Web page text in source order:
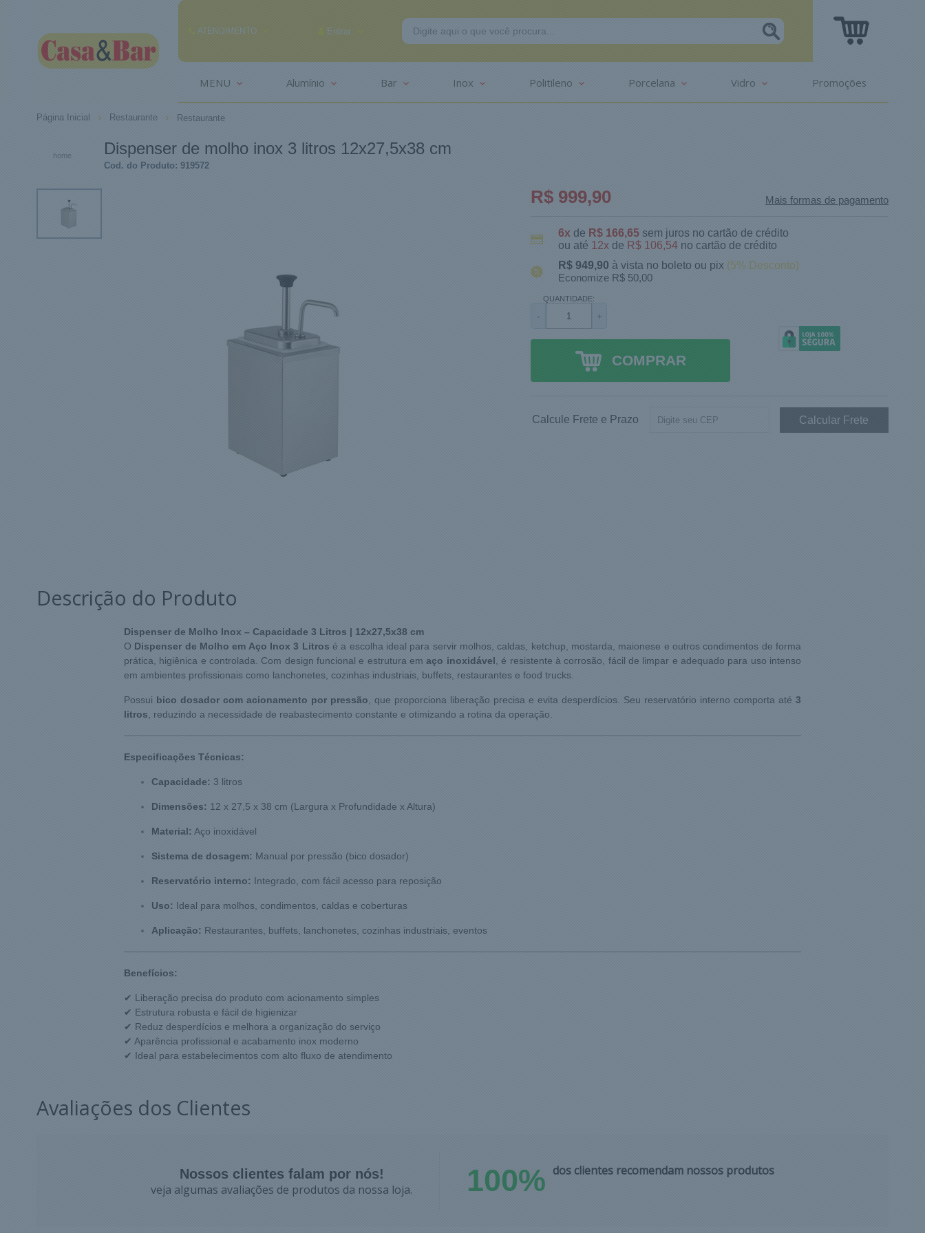
ATENDIMENTO
(85) 99291-2625
Entrar
MENU Alumínio Bar Inox Politileno Porcelana Vidro Promoções
Página Inicial Restaurante Restaurante
home Dispenser de molho inox 3 litros 12x27,5x38 cm
Cod. do Produto: 919572
R$ 999,90 Mais formas de pagamento
6x de R$ 166,65 sem juros no cartão de crédito
ou até 12x de R$ 106,54 no cartão de crédito
R$ 949,90à vista no boleto ou pix (5% Desconto)
Economize R$ 50,00
QUANTIDADE:
- +
COMPRAR
Calcule Frete e Prazo
Descrição do Produto
Dispenser de Molho Inox – Capacidade 3 Litros | 12x27,5x38 cm
O Dispenser de Molho em Aço Inox 3 Litros é a escolha ideal para servir molhos, caldas, ketchup, mostarda, maionese e outros condimentos de forma
prática, higiênica e controlada. Com design funcional e estrutura emaço inoxidável, é resistente à corrosão, fácil de limpar e adequado para uso intenso
em ambientes profissionais como lanchonetes, cozinhas industriais, buffets, restaurantes e food trucks.
Possui bico dosador com acionamento por pressão, que proporciona liberação precisa e evita desperdícios. Seu reservatório interno comporta até 3
litros, reduzindo a necessidade de reabastecimento constante e otimizando a rotina da operação.
Especificações Técnicas:
Capacidade: 3 litros
Dimensões: 12 x 27,5 x 38 cm (Largura x Profundidade x Altura)
Material: Aço inoxidável
Sistema de dosagem: Manual por pressão (bico dosador)
Reservatório interno: Integrado, com fácil acesso para reposição
Uso: Ideal para molhos, condimentos, caldas e coberturas
Aplicação: Restaurantes, buffets, lanchonetes, cozinhas industriais, eventos
Benefícios:
✔ Liberação precisa do produto com acionamento simples
✔ Estrutura robusta e fácil de higienizar
✔ Reduz desperdícios e melhora a organização do serviço
✔ Aparência profissional e acabamento inox moderno
✔ Ideal para estabelecimentos com alto fluxo de atendimento
Avaliações dos Clientes
Nossos clientes falam por nós!
veja algumas avaliações de produtos da nossa loja.
100% dos clientes recomendam nossos produtos